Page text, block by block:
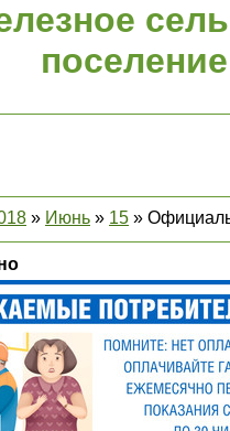
поселение
» Июнь » 15 »